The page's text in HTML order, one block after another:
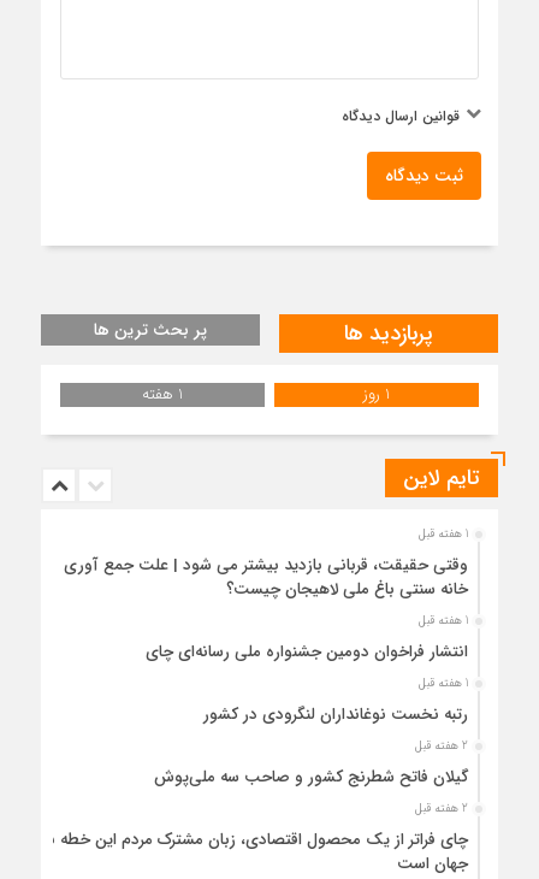
قوانین ارسال دیدگاه
ثبت دیدگاه
پربازدید ها پر بحث ترین ها
1 روز 1 هفته
تایم لاین
1 هفته قبل
وقتی حقیقت، قربانی بازدید بیشتر می شود | علت جمع آوری
خانه سنتی باغ ملی لاهیجان چیست؟
1 هفته قبل
انتشار فراخوان دومین جشنواره ملی رسانه‌ای چای
1 هفته قبل
رتبه نخست نوغانداران لنگرودی در کشور
2 هفته قبل
گیلان فاتح شطرنج کشور و صاحب سه ملی‌پوش
2 هفته قبل
چای فراتر از یک محصول اقتصادی، زبان مشترک مردم این خطه با
جهان است